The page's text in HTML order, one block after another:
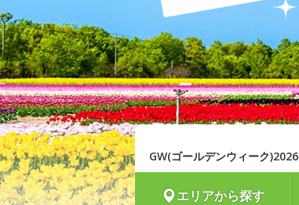
GW(ゴールデンウィーク)2026
エリアから探す